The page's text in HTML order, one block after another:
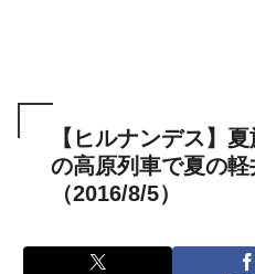
【ヒルナンデス】
の高原列車で夏の軽
（2016/8/5）